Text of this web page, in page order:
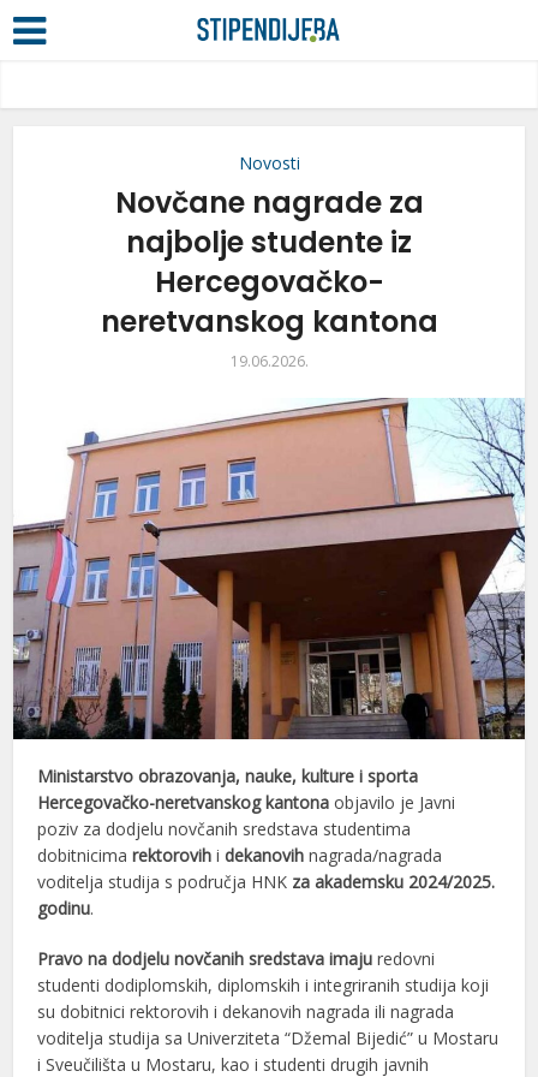
Novosti
Novčane nagrade za
najbolje studente iz
Hercegovačko-
neretvanskog kantona
19.06.2026.
Ministarstvo obrazovanja, nauke, kulture i sporta
Hercegovačko-neretvanskog kantona objavilo je Javni
poziv za dodjelu novčanih sredstava studentima
dobitnicima rektorovih idekanovih nagrada/nagrada
voditelja studija s područja HNK za akademsku 2024/2025.
godinu.
Pravo na dodjelu novčanih sredstava imaju redovni
studenti dodiplomskih, diplomskih i integriranih studija koji
su dobitnici rektorovih i dekanovih nagrada ili nagrada
voditelja studija sa Univerziteta “Džemal Bijedić” u Mostaru
i Sveučilišta u Mostaru, kao i studenti drugih javnih